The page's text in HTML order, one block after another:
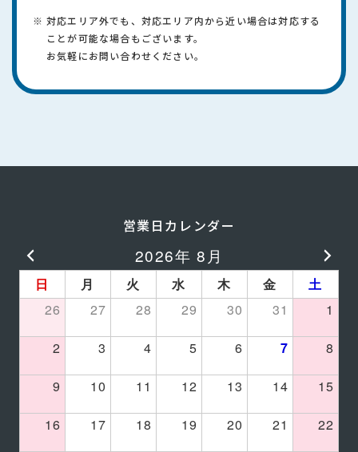
対応エリア外でも、対応エリア内から近い場合は対応する
ことが可能な場合もございます。
​お気軽にお問い合わせください。
営業日カレンダー
2026年 8月
日 月 火 水 木 金
土
26
27 28 29 30 31 1
2 3 4 5 6 7 8
9 10 11 12 13 14 15
16 17 18 19 20 21 22